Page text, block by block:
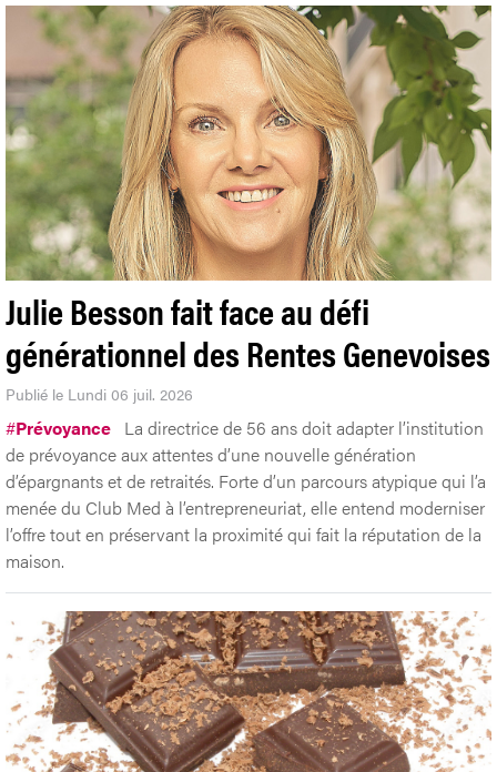
Julie Besson fait face au défi
générationnel des Rentes Genevoises
Publié le Lundi 06 juil. 2026
#Prévoyance La directrice de 56 ans doit adapter l’institution
de prévoyance aux attentes d’une nouvelle génération
d’épargnants et de retraités. Forte d’un parcours atypique qui l’a
menée du Club Med à l’entrepreneuriat, elle entend moderniser
l’offre tout en préservant la proximité qui fait la réputation de la
maison.